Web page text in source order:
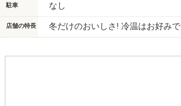
駐車 なし
店舗の特長 冬だけのおいしさ! 冷温はお好みで